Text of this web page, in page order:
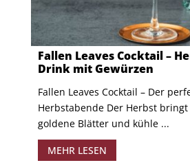
Fallen Leaves Cocktail –
Drink mit Gewürzen
Fallen Leaves Cocktail – Der
Herbstabende Der Herbst
goldene Blätter und kühle ...
MEHR LESEN